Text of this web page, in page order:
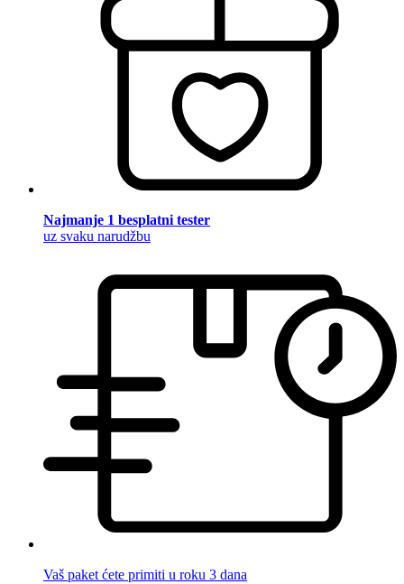
Najmanje 1 besplatni tester
uz svaku narudžbu
Vaš paket ćete primiti u roku 3 dana